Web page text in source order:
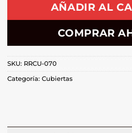
AÑADIR AL
COMPRAR
SKU: RRCU-070
Categoría: Cubiertas